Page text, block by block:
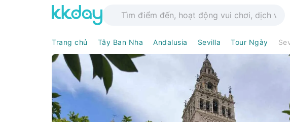
Trang chủ Tây Ban Nha Andalusia Sevilla Tour Ngày